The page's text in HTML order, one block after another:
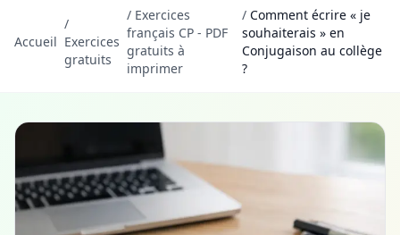
Accueil
/
Exercices
gratuits
/ Exercices
français CP - PDF
gratuits à
imprimer
/ Comment écrire « je
souhaiterais » en
Conjugaison au collège
?